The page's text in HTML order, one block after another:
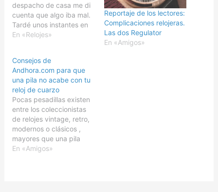
despacho de casa me di
cuenta que algo iba mal.
Tardé unos instantes en
tomar consciencia de
Vostok 5-ChM M3-36.
Sin previo aviso se había
parado a las 2:27 de la
madrugada. El reloj…
En «Relojes»
Reportaje de los lectores:
Complicaciones relojeras.
Las dos Regulator
En «Amigos»
Consejos de
Andhora.com para que
una pila no acabe con tu
reloj de cuarzo
Pocas pesadillas existen
entre los coleccionistas
de relojes vintage, retro,
modernos o clásicos ,
mayores que una pila
acabe con tu reloj de
En «Amigos»